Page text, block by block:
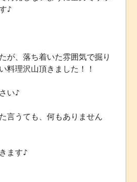
♪
が、落ち着いた雰囲気で掘り
料理沢山頂きました！！
い♪
言うても、何もありません
ます♪